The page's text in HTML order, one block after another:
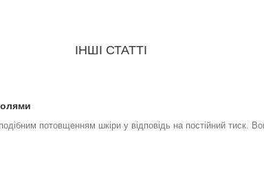
ІНШІ СТАТТІ
потовщенням шкіри у відповідь на постійний тиск.